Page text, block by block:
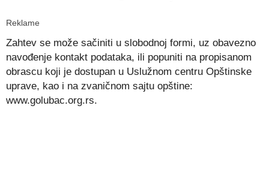
Reklame
Zahtev se može sačiniti u slobodnoj formi, uz obavezno
navođenje kontakt podataka, ili popuniti na propisanom
obrascu koji je dostupan u Uslužnom centru Opštinske
uprave, kao i na zvaničnom sajtu opštine:
www.golubac.org.rs.